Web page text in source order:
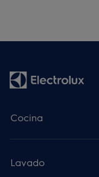
Cocina
Lavado